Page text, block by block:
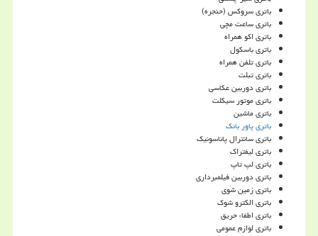
باتری سروکس (حنجره)
باتری ساعت مچی
باتری اکو همراه
باتری باسکول
باتری تلفن همراه
باتری تبلت
باتری دوربین عکاسی
باتری موتور سیکلت
باتری ماشین
باتری پاور بانک
باتری سانترال پاناسونیک
باتری لیفتراک
باتری لپ تاپ
باتری دوربین فیلمبرداری
باتری زمین شوی
باتری الکترو شوک
باتری اطفاء حریق
باتری لوازم عمومی